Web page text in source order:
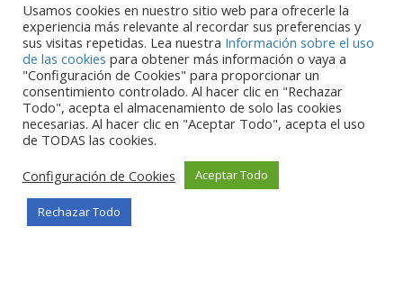
Financiado por la Unión Europea – NextGenerationEU. Sin
embargo, los puntos de vista y las
opiniones expresadas son únicamente los del autor o autores y
no reflejan necesariamente los de
la Unión Europea o la Comisión Europea. Ni la Unión Europea ni
la Comisión Europea pueden ser
consideradas responsables de las mismas.
Usamos cookies en nuestro sitio web para ofrecerle la
experiencia más relevante al recordar sus preferencias y
sus visitas repetidas. Lea nuestra Información sobre el uso
de las cookies para obtener más información o vaya a
"Configuración de Cookies" para proporcionar un
consentimiento controlado. Al hacer clic en "Rechazar
Todo", acepta el almacenamiento de solo las cookies
necesarias. Al hacer clic en "Aceptar Todo", acepta el uso
de TODAS las cookies.
Configuración de Cookies
Aceptar Todo
Rechazar Todo